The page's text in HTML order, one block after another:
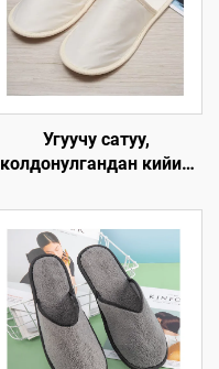
Угуучу сатуу,
колдонулгандан кийин
мейманхана үчүн,
экологияга жардамдуу,
авиакомпаниялар үчүн
мейман панчыгы